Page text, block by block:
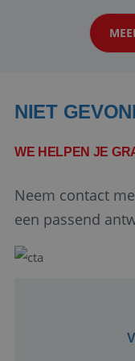
klanten te
boeken! ...
NIET
WE HELPEN JE
Neem contact
een passend